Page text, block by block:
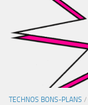
TECHNOS BONS-PLANS /